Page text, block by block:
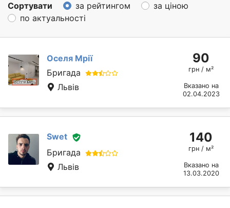
Сортувати за рейтингом
за ціною
по актуальності
Оселя Мрії
Бригада
Львів
90
грн / м²
Вказано на
02.04.2023
Swet
Бригада
Львів
140
грн / м²
Вказано на
13.03.2020